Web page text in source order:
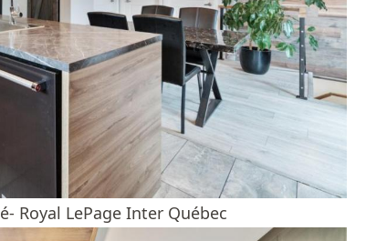
Royal LePage Inter Québec